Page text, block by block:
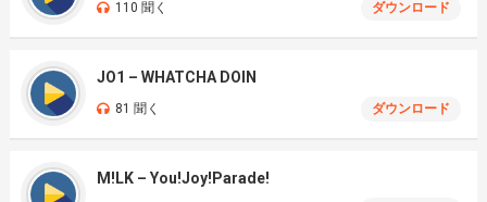
110 聞く ダウンロード
JO1 – WHATCHA DOIN
81 聞く ダウンロード
M!LK – You!Joy!Parade!